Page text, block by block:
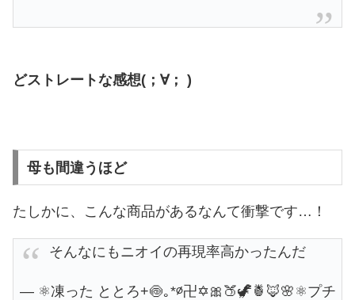
どストレートな感想(；∀； )
母も間違うほど
たしかに、こんな商品があるなんて衝撃です…！
そんなにもニオイの再現率高かったんだ
— ⚛️凍った ととろ+🍥｡*∅卍✡🎀🍑🦖🍍🦊🌸⚛️プチ